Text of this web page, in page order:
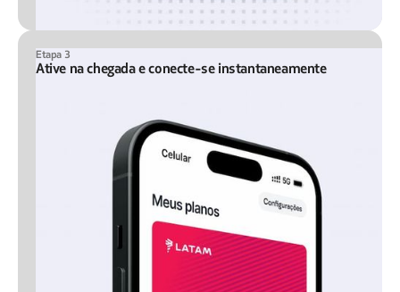
Etapa 3
Ative na chegada e conecte-se instantaneamente